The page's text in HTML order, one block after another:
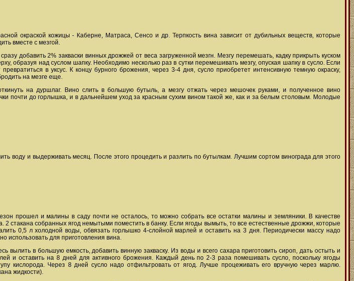
окраской кожицы - Каберне, Матраса, Сенсо и др. Терпкость вина зависит от дубильных веществ, которые
вместе с мезгой.
добавить 2% закваски винных дрожжей от веса загруженной мезгн. Мезгу перемешать, кадку прикрыть куском
образуя над суслом шапку. Необходимо несколько раз в сутки перемешивать мезгу, опуская шапку в сусло. Если
в уксус. К концу бурного брожения, через 3-4 дня, сусло приобретет интенсивную темную окраску,
на мезге еще.
на дуршлаг. Вино слить в большую бутыль, а мезгу отжать через мешочек руками, и полученное вино
почти до горлышка, и в дальнейшем уход за красным сухим вином такой же, как и за белым столовым. Молодые
воду и выдерживать месяц. После этого процедить и разлить по бутылкам. Лучшим сортом винограда для этого
прошел и малины в саду почти не осталось, то можно собрать все остатки малины и земляники. В качестве
стакана собранных ягод немытыми поместить в банку. Если ягоды вымыть, то все естественные дрожжи, которые
0,5 л холодной воды, обвязать горлышко 4-слойной марлей и оставить на 3 дня. Периодически массу надо
использовать для приготовления вина.
вылить в большую емкость, добавить винную закваску. Из воды и всего сахара приготовить сироп, дать остыть и
и оставить на 8 дней для активного брожения. Каждый день по 2-3 раза помешивать сусло, поскольку ягоды
кислорода. Через 8 дней сусло надо отфильтровать от ягод. Лучше процеживать его вручную через марлю.
жидкости).